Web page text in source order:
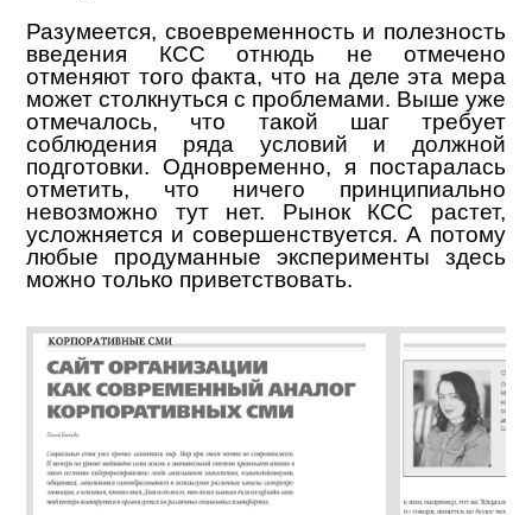
Разумеется, своевременность и полезность
введения КСС отнюдь не отмечено
отменяют того факта, что на деле эта мера
может столкнуться с проблемами. Выше уже
отмечалось, что такой шаг требует
соблюдения ряда условий и должной
подготовки. Одновременно, я постаралась
отметить, что ничего принципиально
невозможно тут нет. Рынок КСС растет,
усложняется и совершенствуется. А потому
любые продуманные эксперименты здесь
можно только приветствовать.